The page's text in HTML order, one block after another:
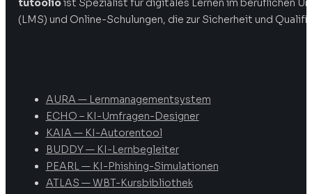
(LMS) und Online-Schulungen, die zur Sicherheit und
AURA — Lernmanagementsystem
ECHO – KI-Umfragen-Designer
KAIA — KI-Autorentool
BUDDY — KI-Lernbegleiter
PEARL — KI-Phishing-Simulationen
ATLAS — WBT-Kursbibliothek